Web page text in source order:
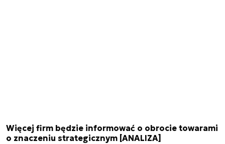
Więcej firm będzie informować o obrocie towarami
o znaczeniu strategicznym [ANALIZA]